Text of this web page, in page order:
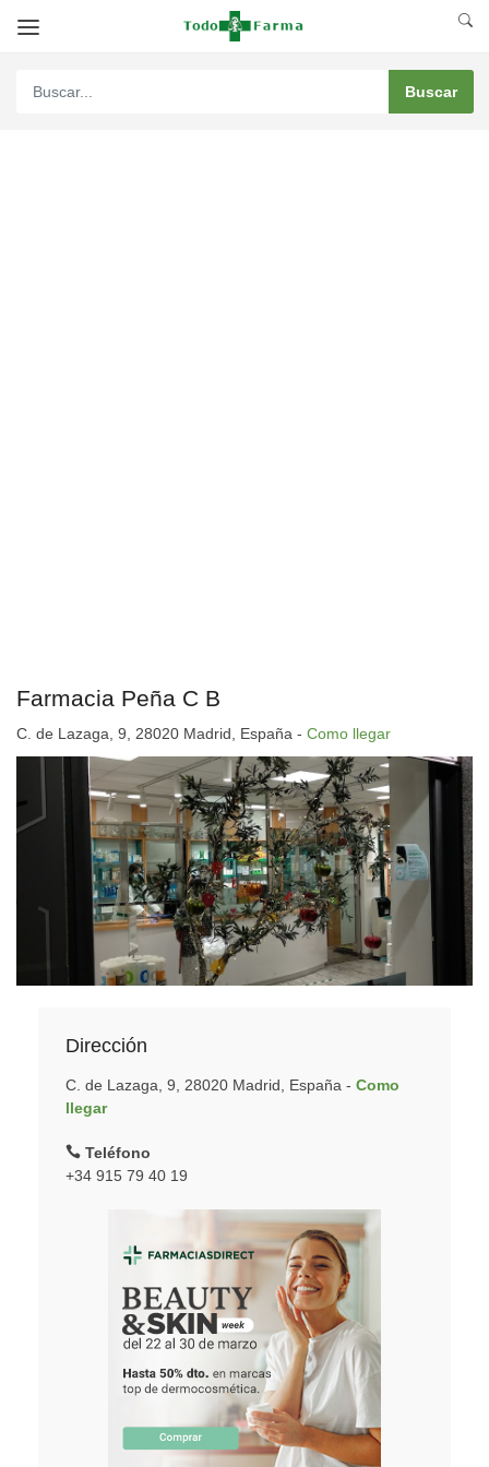
Farmacia Peña C B
C. de Lazaga, 9, 28020 Madrid, España - Como llegar
Dirección
C. de Lazaga, 9, 28020 Madrid, España - Como
llegar
Teléfono
+34 915 79 40 19